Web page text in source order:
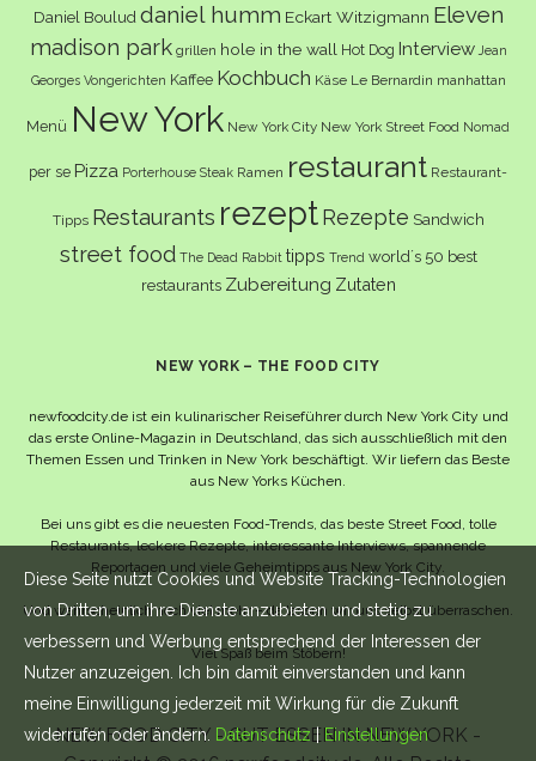
Daniel Boulud daniel humm Eckart Witzigmann Eleven
madison park grillen hole in the wall Hot Dog Interview Jean
Georges Vongerichten Kaffee Kochbuch Käse Le Bernardin manhattan
Menü New York New York City New York Street Food Nomad
per se Pizza Porterhouse Steak Ramen restaurant Restaurant-
Tipps Restaurants rezept Rezepte Sandwich
street food The Dead Rabbit tipps Trend world´s 50 best
restaurants Zubereitung Zutaten
NEW YORK – THE FOOD CITY
newfoodcity.de ist ein kulinarischer Reiseführer durch New York City und
das erste Online-Magazin in Deutschland, das sich ausschließlich mit den
Themen Essen und Trinken in New York beschäftigt. Wir liefern das Beste
aus New Yorks Küchen.
Bei uns gibt es die neuesten Food-Trends, das beste Street Food, tolle
Restaurants, leckere Rezepte, interessante Interviews, spannende
Reportagen und viele Geheimtipps aus New York City.
Und wahrscheinlich noch viel mehr – da lassen wir uns selbst überraschen.
Viel Spaß beim Stöbern!
NEW FOOD CITY - GUT ESSEN IN NEW YORK -
Diese Seite nutzt Cookies und Website Tracking-Technologien
von Dritten, um ihre Dienste anzubieten und stetig zu
verbessern und Werbung entsprechend der Interessen der
Nutzer anzuzeigen. Ich bin damit einverstanden und kann
meine Einwilligung jederzeit mit Wirkung für die Zukunft
widerrufen oder ändern. Datenschutz| Einstellungen